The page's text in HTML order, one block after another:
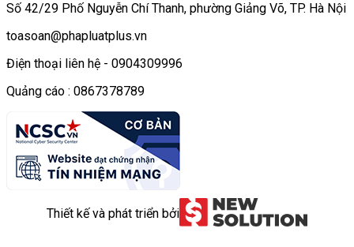
Số 42/29 Phố Nguyễn Chí Thanh, phường Giảng Võ, TP. Hà Nội
toasoan@phapluatplus.vn
Điện thoại liên hệ - 0904309996
Quảng cáo : 0867378789
Thiết kế và phát triển bởi